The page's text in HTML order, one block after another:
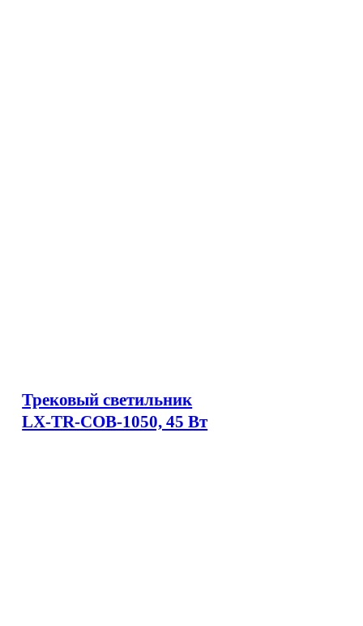
Трековый светильник
LX-TR-COB-1050, 45 Вт